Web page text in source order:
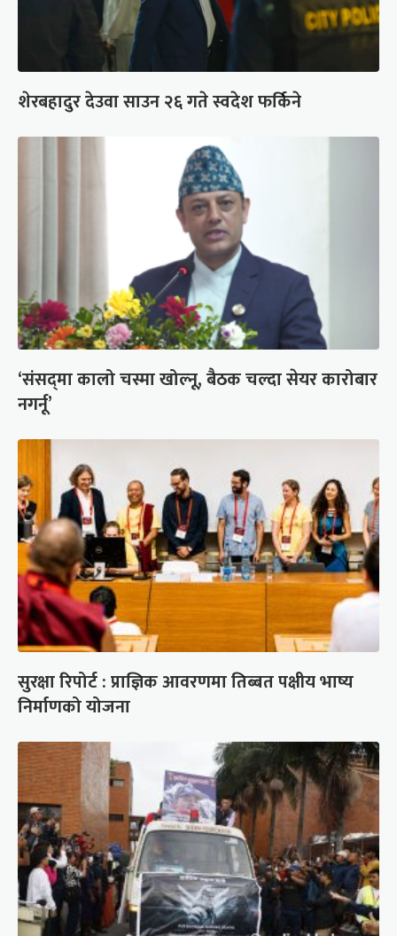
शेरबहादुर देउवा साउन २६ गते स्वदेश फर्किने
‘संसद्‍मा कालो चस्मा खोल्नू, बैठक चल्दा सेयर कारोबार
नगर्नू’
सुरक्षा रिपोर्ट : प्राज्ञिक आवरणमा तिब्बत पक्षीय भाष्य
निर्माणको योजना